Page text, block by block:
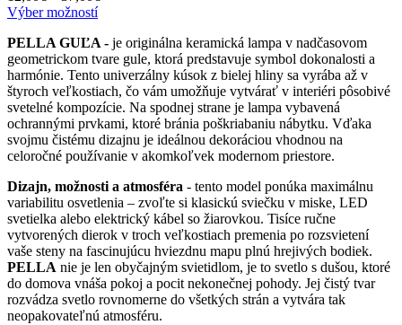
through
37,00€
Výber možnostíTento
má
viacero
variantov.
Možnosti
si
môžete
vybrať
na
produktu.
PELLA GUĽA - je originálna keramická lampa v nadčasovom
geometrickom tvare gule, ktorá predstavuje symbol dokonalosti a
harmónie. Tento univerzálny kúsok z bielej hliny sa vyrába až v
štyroch veľkostiach, čo vám umožňuje vytvárať v interiéri pôsobivé
svetelné kompozície. Na spodnej strane je lampa vybavená
ochrannými prvkami, ktoré bránia poškriabaniu nábytku. Vďaka
svojmu čistému dizajnu je ideálnou dekoráciou vhodnou na
celoročné používanie v akomkoľvek modernom priestore.
Dizajn, možnosti a atmosféra - tento model ponúka maximálnu
variabilitu osvetlenia – zvoľte si klasickú sviečku v miske, LED
svetielka alebo elektrický kábel so žiarovkou. Tisíce ručne
vytvorených dierok v troch veľkostiach premenia po rozsvietení
vaše steny na fascinujúcu hviezdnu mapu plnú hrejivých bodiek.
PELLA nie je len obyčajným svietidlom, je to svetlo s dušou, ktoré
do domova vnáša pokoj a pocit nekonečnej pohody. Jej čistý tvar
rozvádza svetlo rovnomerne do všetkých strán a vytvára tak
neopakovateľnú atmosféru.